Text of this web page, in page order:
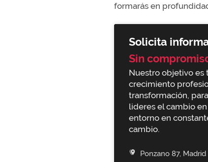
formarás en
Solicita
Sin
Nuestro objetivo es
crecimiento
transformación,
lideres el cambio
entorno en
cambio.
Ponzano 87, Madrid